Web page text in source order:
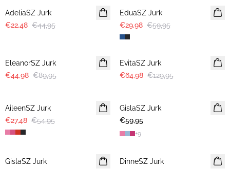
AdeliaSZ Jurk
€22,48 €44,95
EduaSZ Jurk
€29,98 €59,95
EleanorSZ Jurk
€44,98 €89,95
-50%
EvitaSZ Jurk
€64,98 €129,95
AileenSZ Jurk
€27,48 €54,95
GislaSZ Jurk
€59,95
+9
GislaSZ Jurk
DinneSZ Jurk